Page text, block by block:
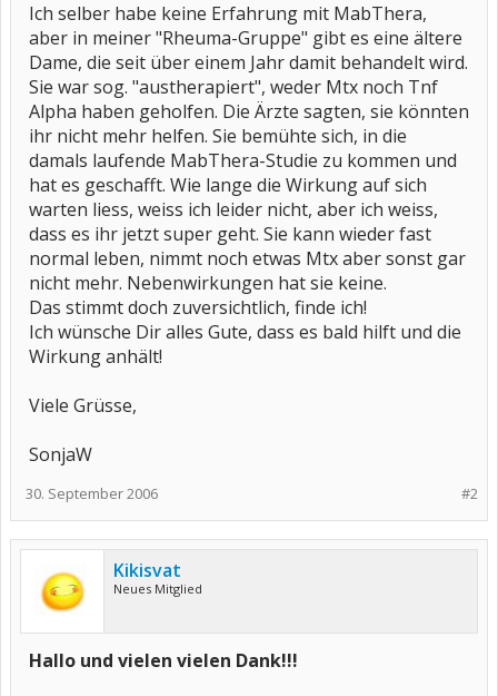
Ich selber habe keine Erfahrung mit MabThera,
aber in meiner "Rheuma-Gruppe" gibt es eine ältere
Dame, die seit über einem Jahr damit behandelt wird.
Sie war sog. "austherapiert", weder Mtx noch Tnf
Alpha haben geholfen. Die Ärzte sagten, sie könnten
ihr nicht mehr helfen. Sie bemühte sich, in die
damals laufende MabThera-Studie zu kommen und
hat es geschafft. Wie lange die Wirkung auf sich
warten liess, weiss ich leider nicht, aber ich weiss,
dass es ihr jetzt super geht. Sie kann wieder fast
normal leben, nimmt noch etwas Mtx aber sonst gar
nicht mehr. Nebenwirkungen hat sie keine.
Das stimmt doch zuversichtlich, finde ich!
Ich wünsche Dir alles Gute, dass es bald hilft und die
Wirkung anhält!
Viele Grüsse,
SonjaW
#2
30. September 2006
Kikisvat
Neues Mitglied
Hallo und vielen vielen Dank!!!